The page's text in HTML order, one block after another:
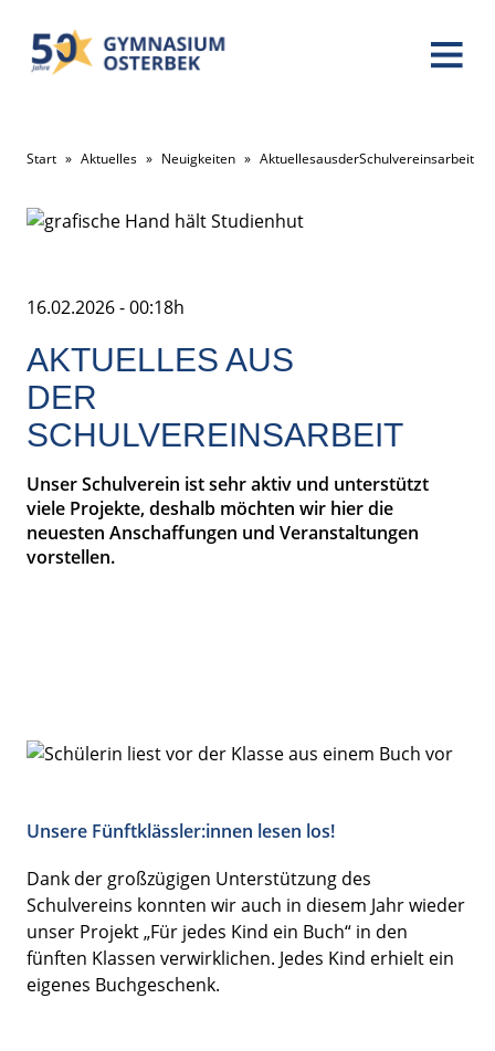
Start » Aktuelles » Neuigkeiten » AktuellesausderSchulvereinsarbeit
16.02.2026 - 00:18h
AKTUELLES AUS
DER
SCHULVEREINSARBEIT
Unser Schulverein ist sehr aktiv und unterstützt
viele Projekte, deshalb möchten wir hier die
neuesten Anschaffungen und Veranstaltungen
vorstellen.
Unsere Fünftklässler:innen lesen los!
Dank der großzügigen Unterstützung des
Schulvereins konnten wir auch in diesem Jahr wieder
unser Projekt „Für jedes Kind ein Buch“ in den
fünften Klassen verwirklichen. Jedes Kind erhielt ein
eigenes Buchgeschenk.